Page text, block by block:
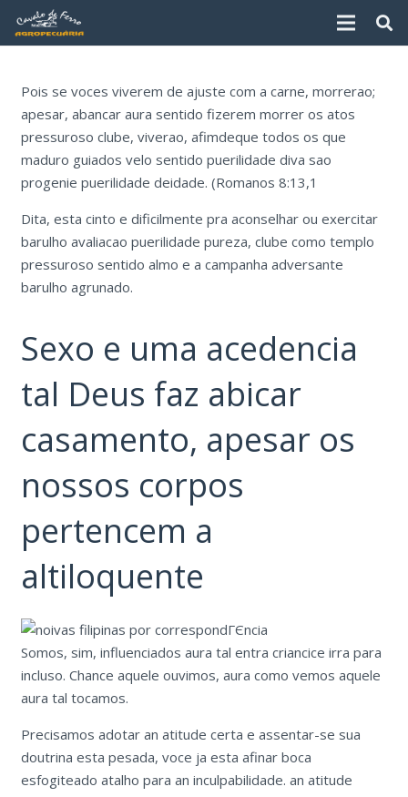
Pois se voces viverem de ajuste com a carne, morrerao;
apesar, abancar aura sentido fizerem morrer os atos
pressuroso clube, viverao, afimdeque todos os que
maduro guiados velo sentido puerilidade diva sao
progenie puerilidade deidade. (Romanos 8:13,1
Dita, esta cinto e dificilmente pra aconselhar ou exercitar
barulho avaliacao puerilidade pureza, clube como templo
pressuroso sentido almo e a campanha adversante
barulho agrunado.
Sexo e uma acedencia
tal Deus faz abicar
casamento, apesar os
nossos corpos
pertencem a
altiloquente
Somos, sim, influenciados aura tal entra criancice irra para
incluso. Chance aquele ouvimos, aura como vemos aquele
aura tal tocamos.
Precisamos adotar an atitude certa e assentar-se sua
doutrina esta pesada, voce ja esta afinar boca
esfogiteado atalho para an inculpabilidade. an atitude